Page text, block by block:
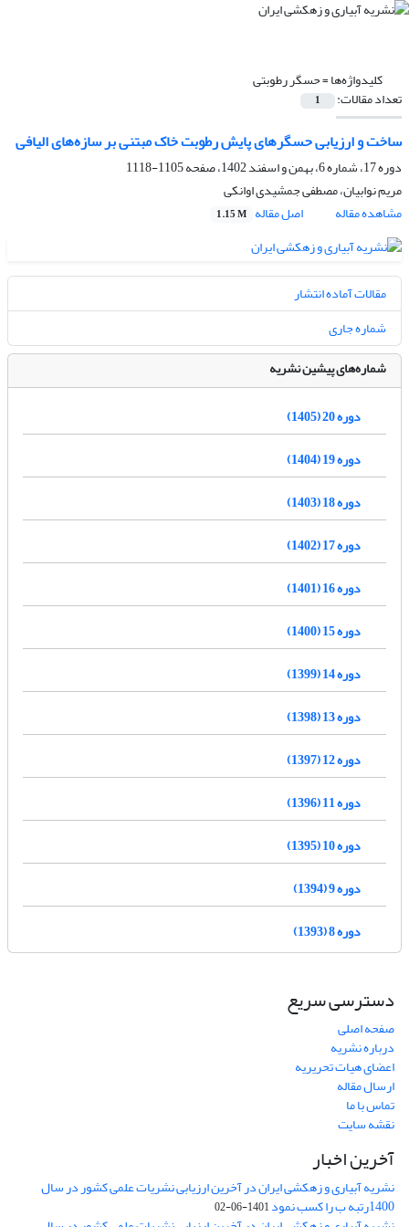
کلیدواژه‌ها =حسگر رطوبتی
تعداد مقالات: 1
ساخت و ارزیابی‌ حسگرهای پایش رطوبت خاک مبتنی بر سازه‌های الیافی
دوره 17، شماره 6، بهمن و اسفند 1402، صفحه
1105-1118
مریم نوابیان، مصطفی جمشیدی اوانکی
مشاهده مقاله
اصل مقاله 1.15 M
مقالات آماده انتشار
شماره جاری
شماره‌های پیشین نشریه
دوره 20 (1405)
دوره 19 (1404)
دوره 18 (1403)
دوره 17 (1402)
دوره 16 (1401)
دوره 15 (1400)
دوره 14 (1399)
دوره 13 (1398)
دوره 12 (1397)
دوره 11 (1396)
دوره 10 (1395)
دوره 9 (1394)
دوره 8 (1393)
دسترسی سریع
صفحه اصلی
درباره نشریه
اعضای هیات تحریریه
ارسال مقاله
تماس با ما
نقشه سایت
آخرین اخبار
نشریه آبیاری و زهکشی ایران در آخرین ارزیابی نشریات علمی کشور در سال
1400رتبه ب را کسب نمود 1401-06-02